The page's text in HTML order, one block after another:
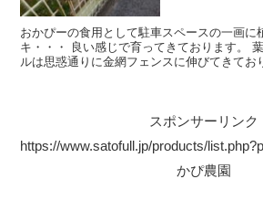
おかぴーの食用として駐車スペースの一画に
キ・・・ 良い感じで育ってきております。
ルは思惑通りに金網フェンスに伸びてきてお
スポンサーリンク
https://www.satofull.jp/products/
かぴ農園